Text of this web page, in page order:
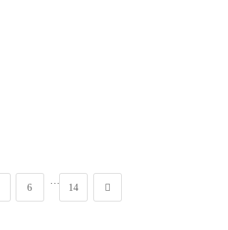
6
…
14